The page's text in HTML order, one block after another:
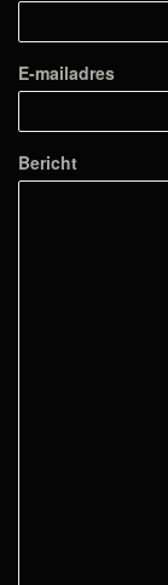
E-mailadres
Bericht